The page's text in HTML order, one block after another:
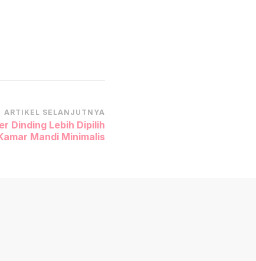
ARTIKEL SELANJUTNYA
Dinding Lebih Dipilih
Mandi Minimalis